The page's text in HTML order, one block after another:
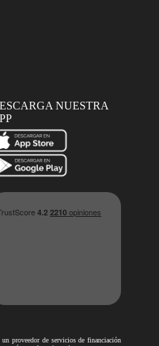
NUESTRA
proveedor de servicios de financiación